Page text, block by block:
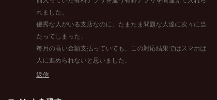
れました。
優秀な人がいる支店なのに、たまたま問題な人達に次々に当
たってしまった。
毎月の高い金額支払っていても、この対応結果ではスマホは
人に進められないと思いました。
返信